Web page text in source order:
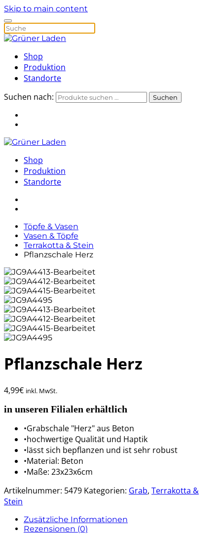
Skip to main content
Shop
Produktion
Standorte
Suchen nach:
Suchen
Shop
Produktion
Standorte
Töpfe & Vasen
Vasen & Töpfe
Terrakotta & Stein
Pflanzschale Herz
Pflanzschale Herz
4,99€ inkl. MwSt.
in unseren Filialen erhältlich
•Grabschale "Herz" aus Beton
•hochwertige Qualität und Haptik
•lässt sich bepflanzen und ist sehr robust
•Material: Beton
•Maße: 23x23x6cm
Artikelnummer: 5479 Kategorien: Grab, Terrakotta &
Stein
Zusätzliche Informationen
Rezensionen (0)